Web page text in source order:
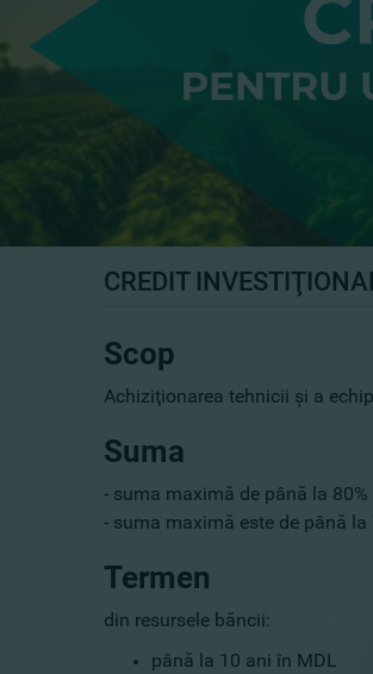
CREDIT
Scop
Achiziţionarea tehnicii şi a
Suma
- suma maximă de până la
- suma maximă este de până
Termen
din resursele băncii:
până la 10 ani în MDL